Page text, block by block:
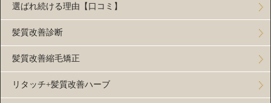
選ばれ続ける理由【口コミ】
髪質改善診断
髪質改善縮毛矯正
リタッチ+髪質改善ハーブ